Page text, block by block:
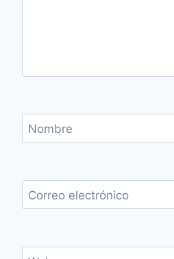
Nombre
Correo electrónico